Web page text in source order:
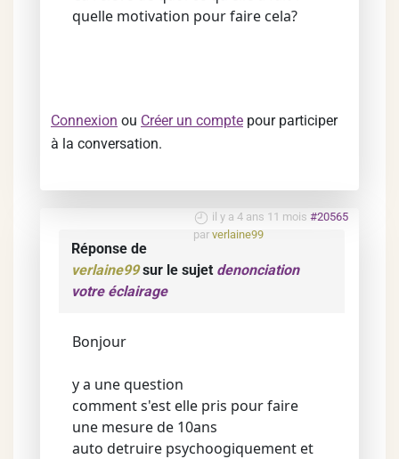
quelle motivation pour faire cela?
Connexion ou Créer un compte pour participer
à la conversation.
il y a 4 ans 11 mois #20565
par verlaine99
Réponse de
verlaine99sur le sujet denonciation
votre éclairage
Bonjour
y a une question
comment s'est elle pris pour faire
une mesure de 10ans
auto detruire psychoogiquement et